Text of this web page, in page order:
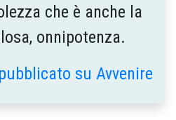
che è anche la
onnipotenza.
su Avvenire